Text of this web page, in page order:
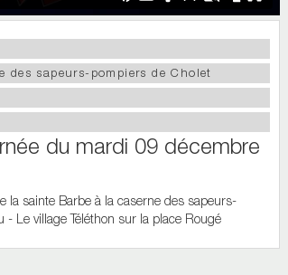
des sapeurs-pompiers de Cholet
du mardi 09 décembre
la sainte Barbe à la caserne des sapeurs-
Le village Téléthon sur la place Rougé